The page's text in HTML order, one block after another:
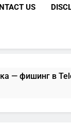
US
в Telegram